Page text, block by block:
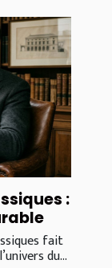
:
fait
du...